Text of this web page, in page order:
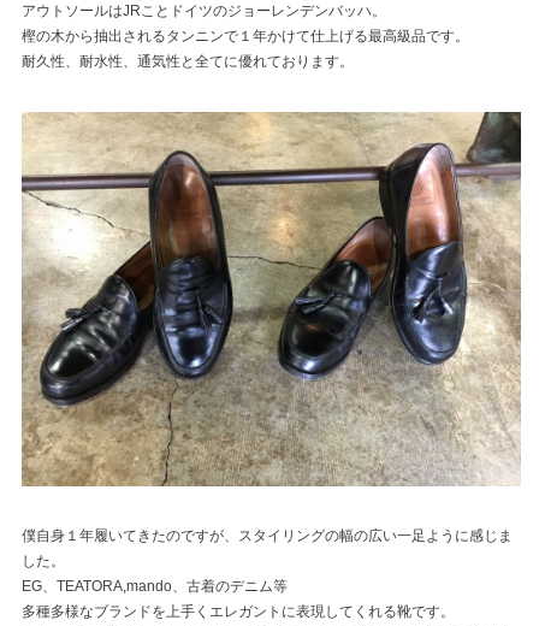
アウトソールはJRことドイツのジョーレンデンバッハ。
樫の木から抽出されるタンニンで１年かけて仕上げる最高級品です。
耐久性、耐水性、通気性と全てに優れております。
僕自身１年履いてきたのですが、スタイリングの幅の広い一足ように感じま
した。
EG、TEATORA,mando、古着のデニム等
多種多様なブランドを上手くエレガントに表現してくれる靴です。